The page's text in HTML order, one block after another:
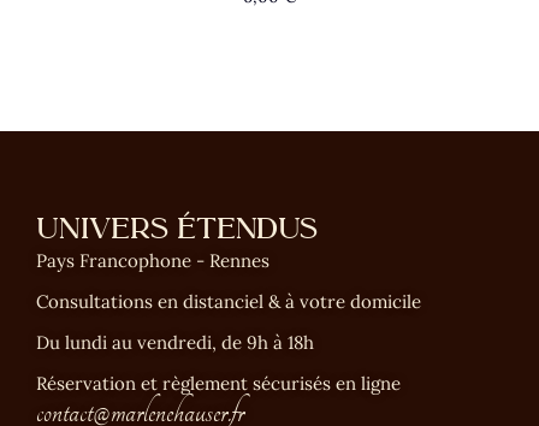
UNIVERS ÉTENDUS
Pays Francophone - Rennes
Consultations en distanciel & à votre domicile
Du lundi au vendredi, de 9h à 18h
Réservation et règlement sécurisés en ligne
contact@marlenehauser.fr